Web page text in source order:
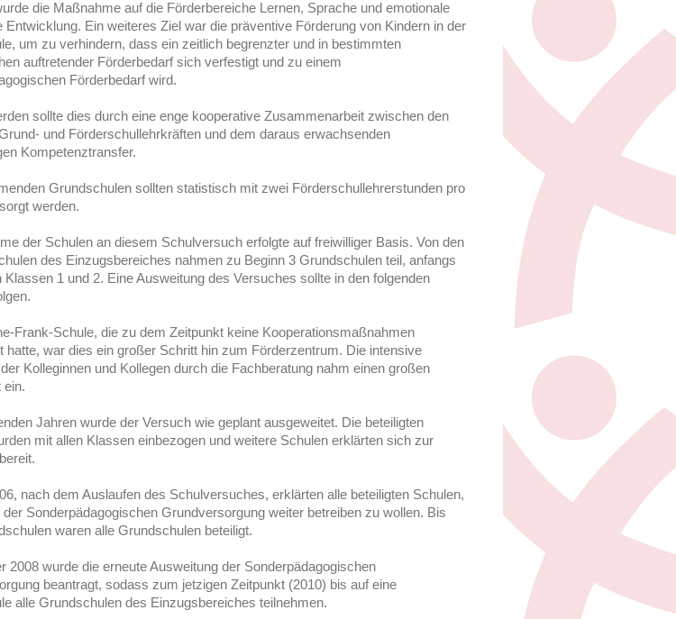
die Maßnahme auf die Förderbereiche Lernen, Sprache und emotionale
Entwicklung. Ein weiteres Ziel war die präventive Förderung von Kindern in der
um zu verhindern, dass ein zeitlich begrenzter und in bestimmten
auftretender Förderbedarf sich verfestigt und zu einem
Förderbedarf wird.
sollte dies durch eine enge kooperative Zusammenarbeit zwischen den
und Förderschullehrkräften und dem daraus erwachsenden
Kompetenztransfer.
Grundschulen sollten statistisch mit zwei Förderschullehrerstunden pro
werden.
der Schulen an diesem Schulversuch erfolgte auf freiwilliger Basis. Von den
des Einzugsbereiches nahmen zu Beginn 3 Grundschulen teil, anfangs
Klassen 1 und 2. Eine Ausweitung des Versuches sollte in den folgenden
Frank-Schule, die zu dem Zeitpunkt keine Kooperationsmaßnahmen
hatte, war dies ein großer Schritt hin zum Förderzentrum. Die intensive
Kolleginnen und Kollegen durch die Fachberatung nahm einen großen
ein.
Jahren wurde der Versuch wie geplant ausgeweitet. Die beteiligten
mit allen Klassen einbezogen und weitere Schulen erklärten sich zur
nach dem Auslaufen des Schulversuches, erklärten alle beteiligten Schulen,
Sonderpädagogischen Grundversorgung weiter betreiben zu wollen. Bis
waren alle Grundschulen beteiligt.
2008 wurde die erneute Ausweitung der Sonderpädagogischen
beantragt, sodass zum jetzigen Zeitpunkt (2010) bis auf eine
alle Grundschulen des Einzugsbereiches teilnehmen.